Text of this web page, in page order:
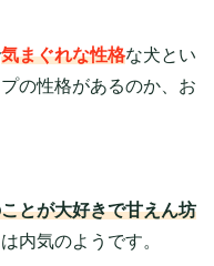
気まぐれな性格な犬とい
の性格があるのか、お
とが大好きで甘えん坊
内気のようです。